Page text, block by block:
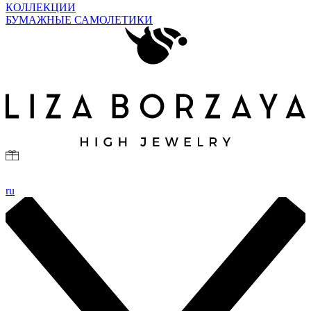
КОЛЛЕКЦИИ
БУМАЖНЫЕ САМОЛЕТИКИ
ru